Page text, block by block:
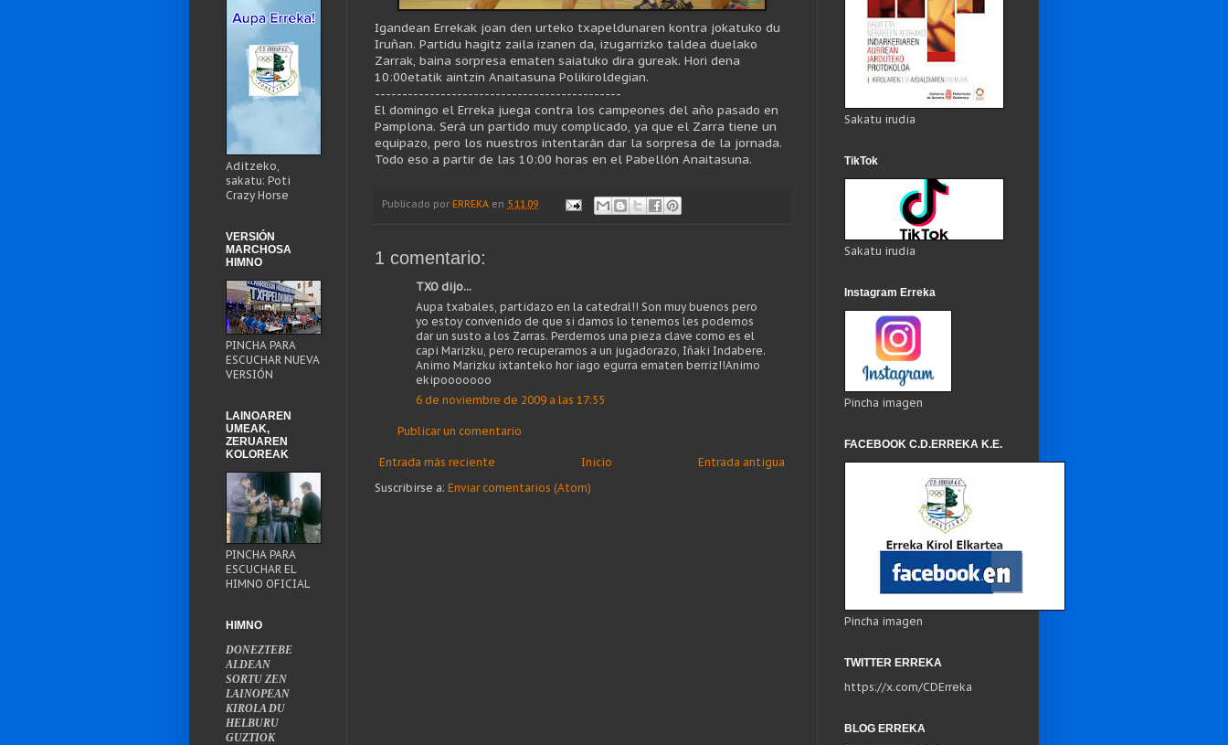
Igandean Errekak joan den urteko txapeldunaren kontra jokatuko du
Iruñan. Partidu hagitz zaila izanen da, izugarrizko taldea duelako
Zarrak, baina sorpresa ematen saiatuko dira gureak. Hori dena
10:00etatik aintzin Anaitasuna Polikiroldegian.
---------------------------------------------
El domingo el Erreka juega contra los campeones del año pasado en
Pamplona. Será un partido muy complicado, ya que el Zarra tiene un
equipazo, pero los nuestros intentarán dar la sorpresa de la jornada.
Todo eso a partir de las 10:00 horas en el Pabellón Anaitasuna.
Publicado por ERREKA en 5.11.09
1 comentario:
TXO dijo...
Aupa txabales, partidazo en la catedral!! Son muy buenos pero
yo estoy convenido de que si damos lo tenemos les podemos
dar un susto a los Zarras. Perdemos una pieza clave como es el
capi Marizku, pero recuperamos a un jugadorazo, Iñaki Indabere.
Animo Marizku ixtanteko hor iago egurra ematen berriz!!Animo
ekipooooooo
6 de noviembre de 2009 a las 17:55
Publicar un comentario
Entrada más reciente Entrada antigua
Inicio
Suscribirse a: Enviar comentarios (Atom)
Aditzeko,
sakatu: Poti
Crazy Horse
VERSIÓN
MARCHOSA
HIMNO
PINCHA PARA
ESCUCHAR NUEVA
VERSIÓN
LAINOAREN
UMEAK,
ZERUAREN
KOLOREAK
PINCHA PARA
ESCUCHAR EL
HIMNO OFICIAL
HIMNO
DONEZTEBE
ALDEAN
SORTU ZEN
LAINOPEAN
KIROLA DU
HELBURU
GUZTIOK
Sakatu irudia
TikTok
Sakatu irudia
Instagram Erreka
Pincha imagen
FACEBOOK C.D.ERREKA K.E.
Pincha imagen
TWITTER ERREKA
https://x.com/CDErreka
BLOG ERREKA